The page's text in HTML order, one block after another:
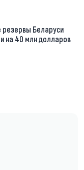
Беларуси
на 40 млн долларов